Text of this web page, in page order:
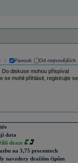
Pavouk Od nejnovějších
diskuse mohou přispívat
se mohli přihlásit, registrujte se
data
draze
na 3,75 procentech
navzdory dražším čipům